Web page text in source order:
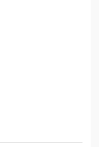
位，气体浓度值，